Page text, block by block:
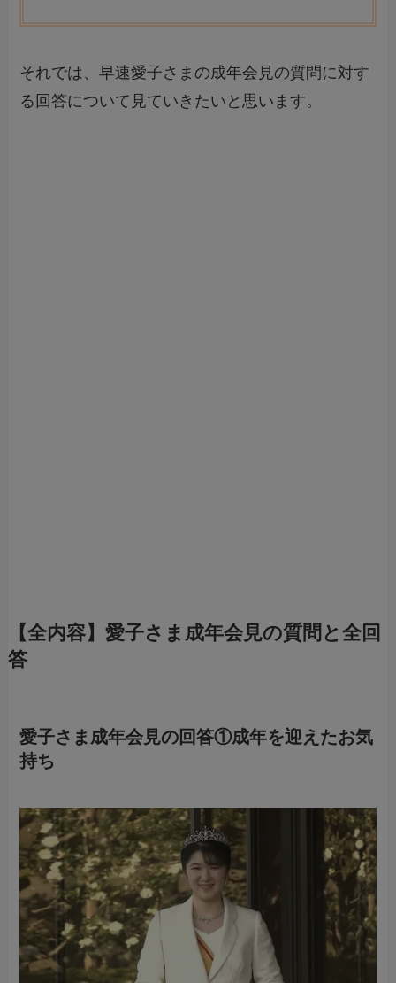
それでは、早速愛子さまの成年会見の質問に対す
る回答について見ていきたいと思います。
【全内容】愛子さま成年会見の質問と全回
答
愛子さま成年会見の回答①成年を迎えたお気
持ち